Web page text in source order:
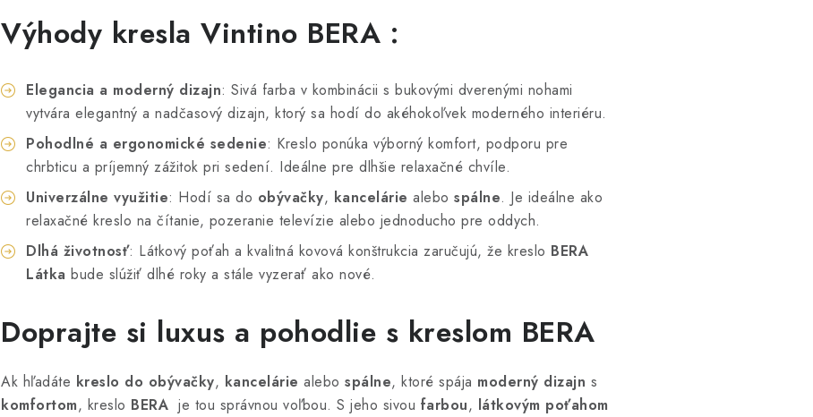
Výhody kresla Vintino BERA :
Elegancia a moderný dizajn: Sivá farba v kombinácii s bukovými dverenými nohami
vytvára elegantný a nadčasový dizajn, ktorý sa hodí do akéhokoľvek moderného interiéru.
Pohodlné a ergonomické sedenie: Kreslo ponúka výborný komfort, podporu pre
chrbticu a príjemný zážitok pri sedení. Ideálne pre dlhšie relaxačné chvíle.
Univerzálne využitie: Hodí sa do obývačky, kancelárie alebo spálne. Je ideálne ako
relaxačné kreslo na čítanie, pozeranie televízie alebo jednoducho pre oddych.
Dlhá životnosť: Látkový poťah a kvalitná kovová konštrukcia zaručujú, že kreslo BERA
Látka bude slúžiť dlhé roky a stále vyzerať ako nové.
Doprajte si luxus a pohodlie s kreslom BERA
Ak hľadáte kreslo do obývačky, kancelárie alebo spálne, ktoré spája moderný dizajn s
komfortom, kreslo BERA je tou správnou voľbou. S jeho sivou farbou, látkovým poťahom